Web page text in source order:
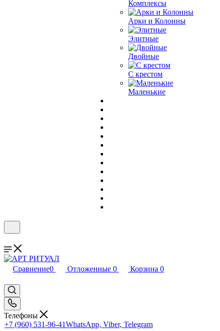
Комплексы
Арки и Колонны
Элитные
Двойные
С крестом
Маленькие
Сравнение0 Отложенные 0 Корзина 0
Телефоны
+7 (960) 531-96-41WhatsApp, Viber, Telegram